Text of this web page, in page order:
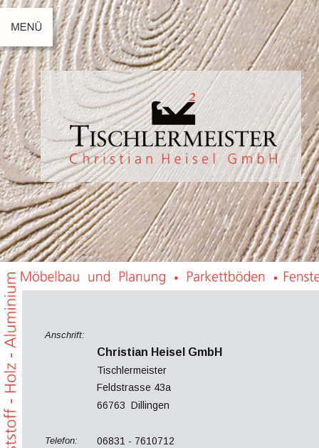
Anschrift:
Telefon:
Christian Heisel GmbH
Tischlermeister
Feldstrasse 43a
66763  Dillingen
06831 - 7610712